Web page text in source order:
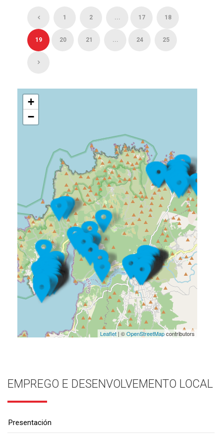
1 2 ... 17 18
19 20 21 ... 24 25
+
−
Leaflet| ©OpenStreetMapcontributors
EMPREGO E DESENVOLVEMENTO LOCAL
Presentación